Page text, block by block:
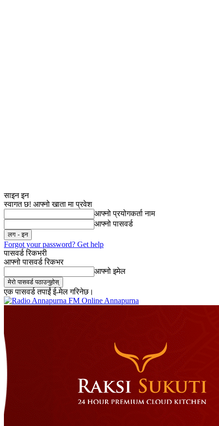
साइन इन
स्वागत छ! आफ्नो खाता मा प्रवेश
आफ्नो प्रयोगकर्ता नाम
आफ्नो पासवर्ड
Forgot your password? Get help
पासवर्ड रिकभरी
आफ्नो पासवर्ड रिकभर
आफ्नो इमेल
एक पासवर्ड तपाईं ई-मेल गरिनेछ।
Online Annapurna